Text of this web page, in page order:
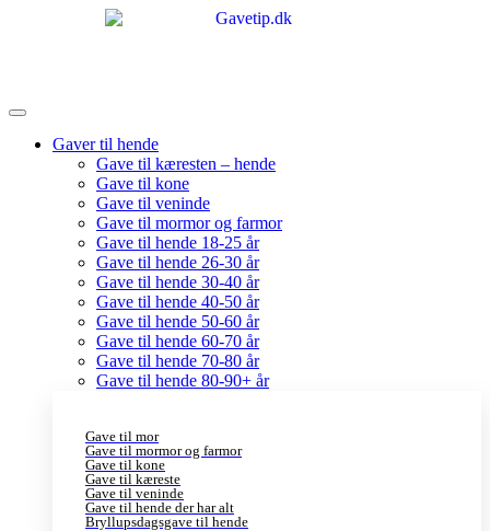
Gaver til hende
Gave til kæresten – hende
Gave til kone
Gave til veninde
Gave til mormor og farmor
Gave til hende 18-25 år
Gave til hende 26-30 år
Gave til hende 30-40 år
Gave til hende 40-50 år
Gave til hende 50-60 år
Gave til hende 60-70 år
Gave til hende 70-80 år
Gave til hende 80-90+ år
Gave til mor
Gave til mormor og farmor
Gave til kone
Gave til kæreste
Gave til veninde
Gave til hende der har alt
Bryllupsdagsgave til hende